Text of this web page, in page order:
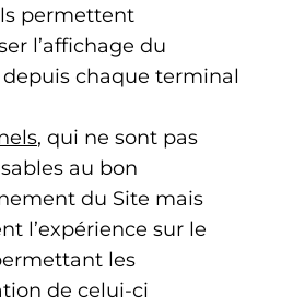
permettent
l’affichage du
chaque terminal
, qui ne sont pas
au bon
du Site mais
l’expérience sur le
les
de celui-ci